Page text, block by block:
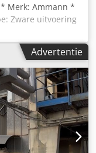
Merk: Ammann *
Zware uitvoering
mm *
kW tandwielkast
Advertentie